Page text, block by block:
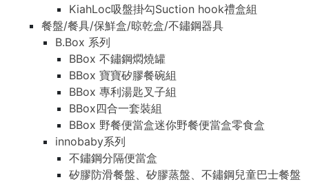
KiahLoc吸盤掛勾Suction hook禮盒組
餐盤/餐具/保鮮盒/晾乾盒/不鏽鋼器具
B.Box 系列
BBox 不鏽鋼燜燒罐
BBox 寶寶矽膠餐碗組
BBox 專利湯匙叉子組
BBox四合一套裝組
BBox 野餐便當盒迷你野餐便當盒零食盒
innobaby系列
不鏽鋼分隔便當盒
矽膠防滑餐盤、矽膠蒸盤、不鏽鋼兒童巴士餐盤